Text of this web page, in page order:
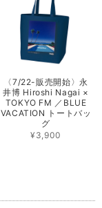
〈7/22-販売開始〉永
井博 Hiroshi Nagai ×
TOKYO FM ／BLUE
VACATION トートバッ
グ
¥3,900